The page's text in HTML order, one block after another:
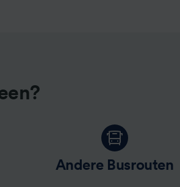
Andere Busrouten